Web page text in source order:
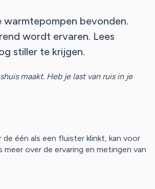
warmtepompen bevonden.
wordt ervaren. Lees
stiller te krijgen.
maakt. Heb je last van ruis in je
één als een fluister klinkt, kan voor
meer over de ervaring en metingen van